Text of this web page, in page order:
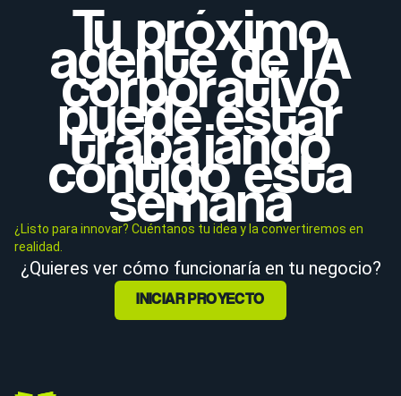
Tu próximo
agente de IA
corporativo
puede estar
trabajando
contigo esta
semana
¿Listo para innovar? Cuéntanos tu idea y la convertiremos en
realidad.
¿Quieres ver cómo funcionaría en tu negocio?
INICIAR PROYECTO